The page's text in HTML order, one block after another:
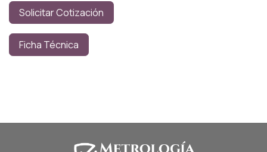
Solicitar Cotización
Ficha Técnica